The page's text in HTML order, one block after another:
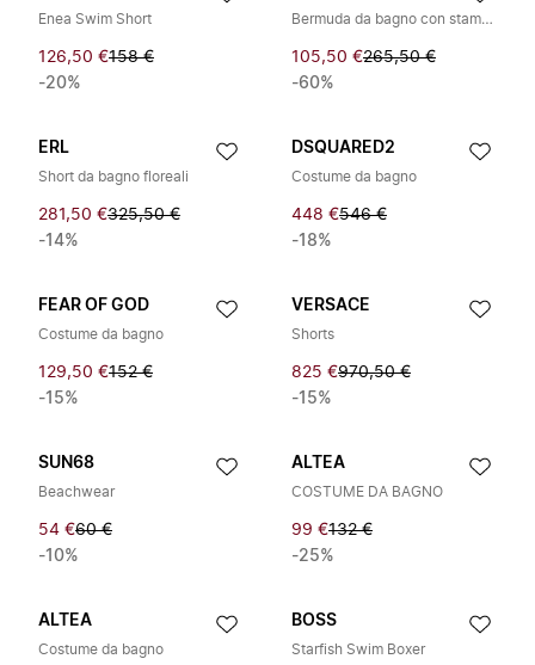
Enea Swim Short
126,50 €158 €
-20%
Bermuda da bagno con stampa grafica
105,50 €265,50 €
-60%
ERL
Short da bagno floreali
281,50 €325,50 €
-14%
DSQUARED2
Costume da bagno
448 €546 €
-18%
FEAR OF GOD
Costume da bagno
129,50 €152 €
-15%
VERSACE
Shorts
825 €970,50 €
-15%
SUN68
Beachwear
54 €60 €
-10%
ALTEA
COSTUME DA BAGNO
99 €132 €
-25%
ALTEA
Costume da bagno
BOSS
Starfish Swim Boxer